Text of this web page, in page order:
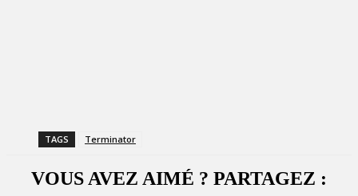
TAGS Terminator
VOUS AVEZ AIMÉ ? PARTAGEZ :